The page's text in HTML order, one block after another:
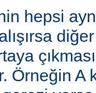
hepsi
Örneğin A